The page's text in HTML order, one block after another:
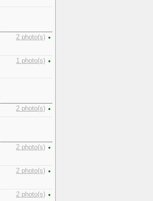
2 photo(s) •
1 photo(s) •
2 photo(s) •
2 photo(s) •
2 photo(s) •
2 photo(s) •